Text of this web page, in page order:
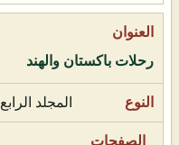
رحلات باكستان والهند
المجلد